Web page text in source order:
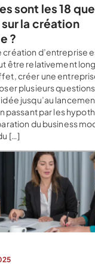
sont les 18
la création
?
création d’entreprise
être relativement
créer une
plusieurs
jusqu’au
passant par les
du business
[…]